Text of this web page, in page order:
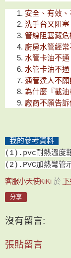
安全、有效
洗手台又阻塞
管線阻塞藏危
廚房水管經
水管卡油不
水管卡油不
通管達人不願
為什麼『截
廠商不願告訴
我的參考資料
(1).pvc耐熱溫度
(2).PVC加熱彎管
客服小天使KiKi 於
分享
沒有留言:
張貼留言